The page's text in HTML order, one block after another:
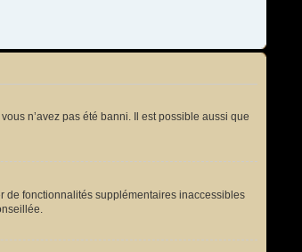
n’avez pas été banni. Il est possible aussi que
de fonctionnalités supplémentaires inaccessibles